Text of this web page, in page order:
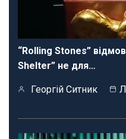
“Rolling Stones”
Shelter” не для…
Георгій Ситник